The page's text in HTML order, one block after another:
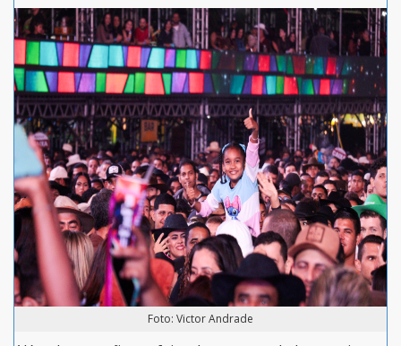
Foto: Victor Andrade